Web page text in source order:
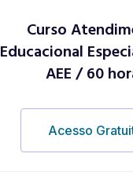
Curso
Educacional
AEE / 60
Acesso